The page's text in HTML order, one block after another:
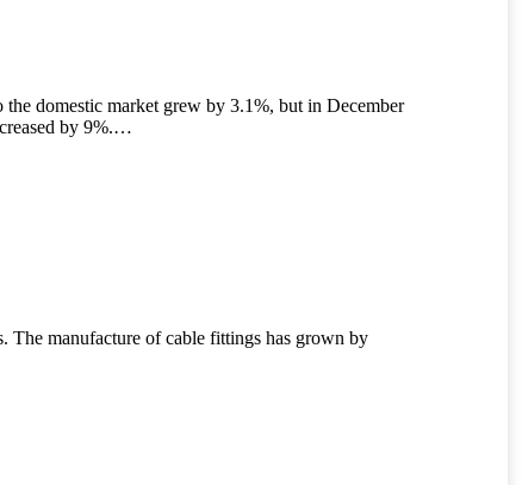
domestic market grew by 3.1%, but in December
by 9%.…
The manufacture of cable fittings has grown by